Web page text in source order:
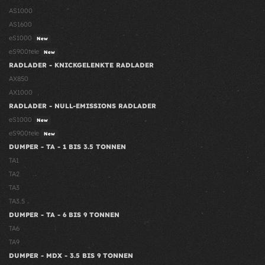
AS1000
AS1600
eS1000
New
eS900tele New
RADLADER - KNICKGELENKTE RADLADER
AX850
AX1000
RADLADER - NULL-EMISSIONS RADLADER
eS1000
New
eS900tele New
DUMPER - TA - 1 BIS 3.5 TONNEN
TA1
TA2
TA3
TA3.5
DUMPER - TA - 6 BIS 9 TONNEN
TA6
TA9
DUMPER - MDX - 3.5 BIS 9 TONNEN